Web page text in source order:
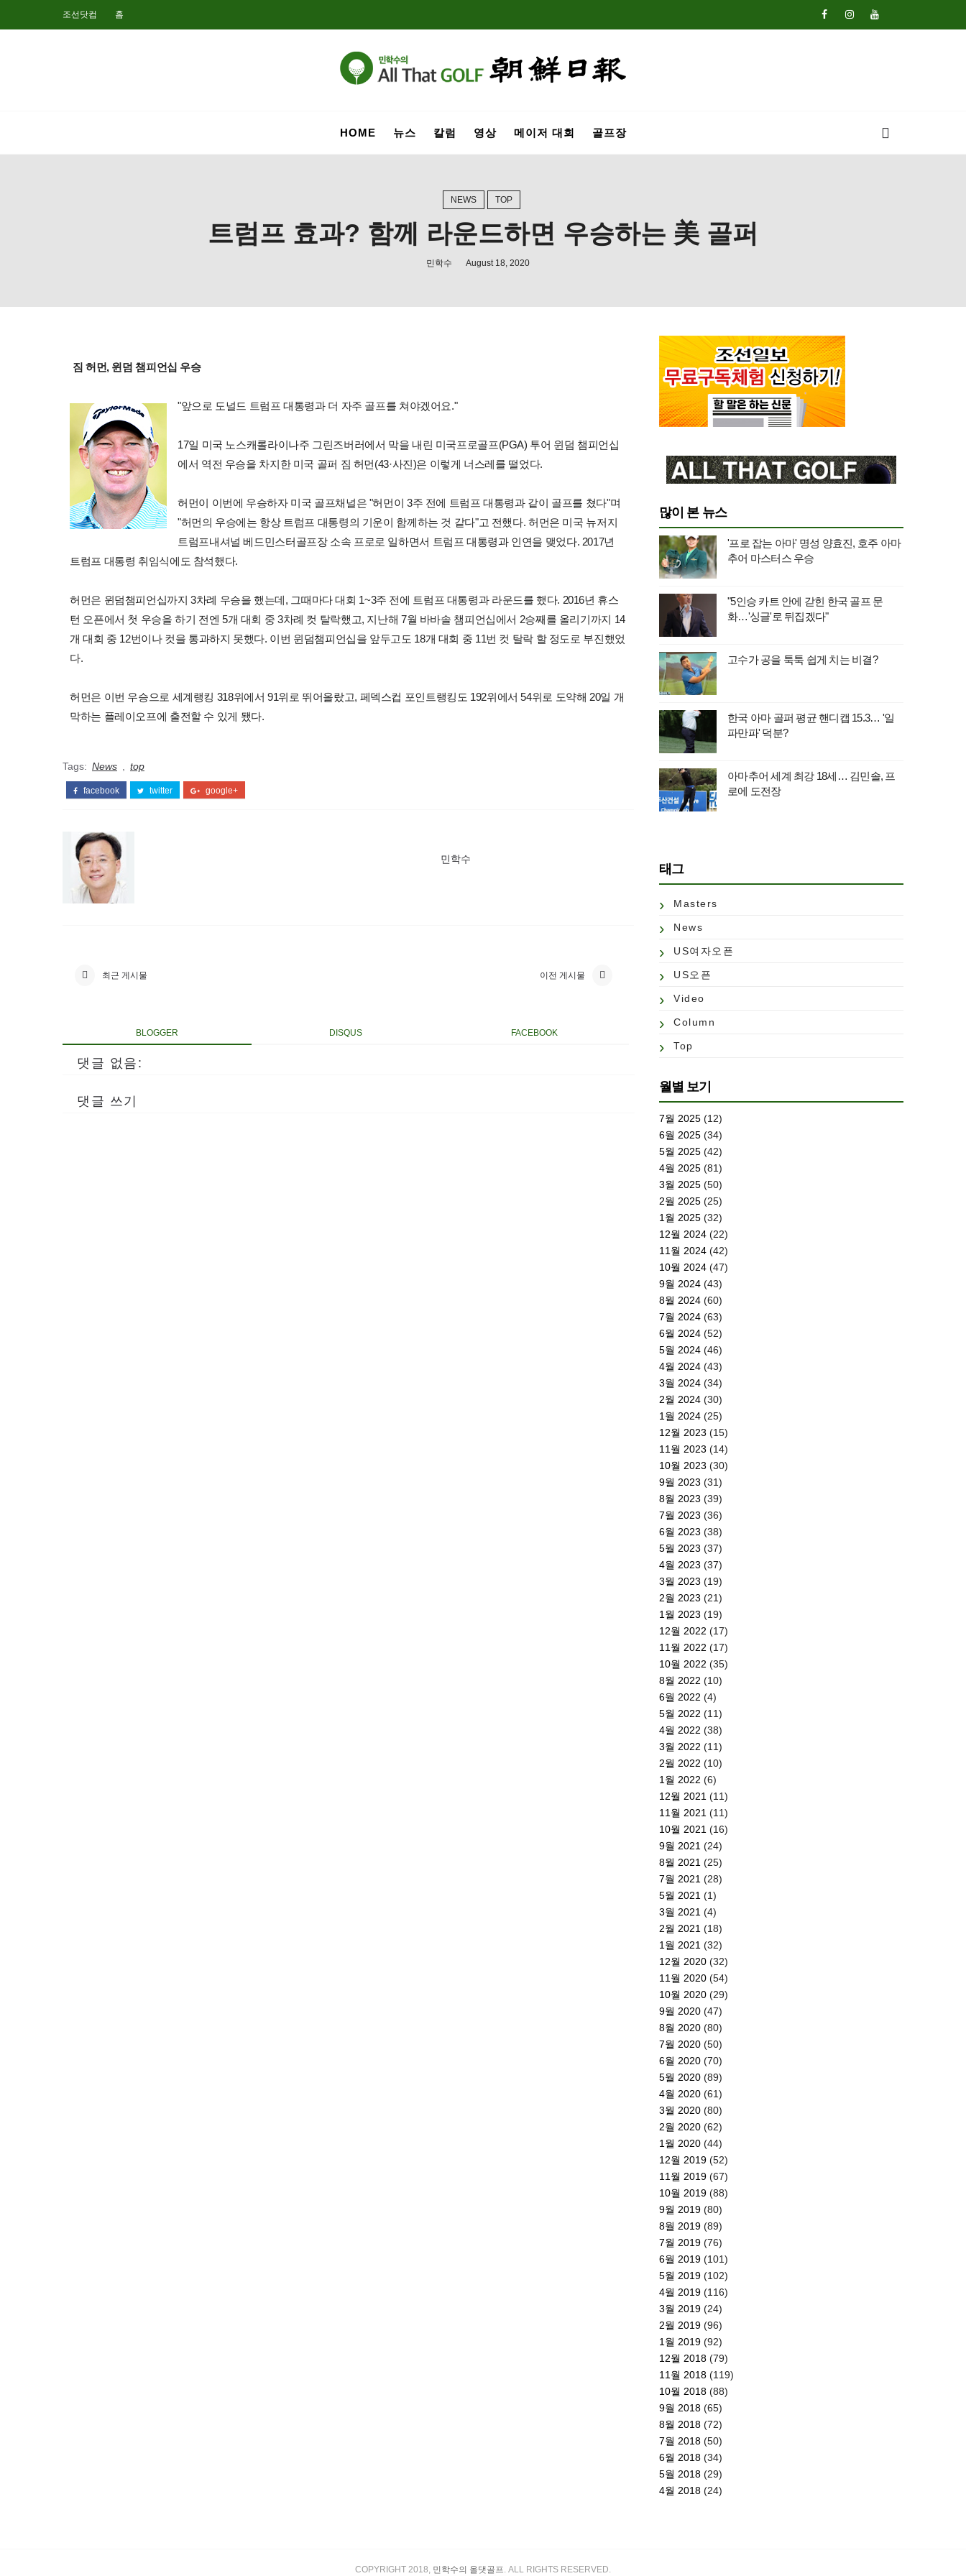
조선닷컴 홈
HOME 뉴스 칼럼 영상 메이저 대회 골프장
NEWS TOP
트럼프 효과? 함께 라운드하면 우승하는 美 골퍼
민학수 August 18, 2020
짐 허먼, 윈덤 챔피언십 우승
"앞으로 도널드 트럼프 대통령과 더 자주 골프를 쳐야겠어요."
17일 미국 노스캐롤라이나주 그린즈버러에서 막을 내린 미국프로골프(PGA) 투어 윈덤 챔피언십
에서 역전 우승을 차지한 미국 골퍼 짐 허먼(43·사진)은 이렇게 너스레를 떨었다.
허먼이 이번에 우승하자 미국 골프채널은 "허먼이 3주 전에 트럼프 대통령과 같이 골프를 쳤다"며
"허먼의 우승에는 항상 트럼프 대통령의 기운이 함께하는 것 같다"고 전했다. 허먼은 미국 뉴저지
트럼프내셔널 베드민스터골프장 소속 프로로 일하면서 트럼프 대통령과 인연을 맺었다. 2017년
트럼프 대통령 취임식에도 참석했다.
허먼은 윈덤챔피언십까지 3차례 우승을 했는데, 그때마다 대회 1~3주 전에 트럼프 대통령과 라운드를 했다. 2016년 휴스
턴 오픈에서 첫 우승을 하기 전엔 5개 대회 중 3차례 컷 탈락했고, 지난해 7월 바바솔 챔피언십에서 2승째를 올리기까지 14
개 대회 중 12번이나 컷을 통과하지 못했다. 이번 윈덤챔피언십을 앞두고도 18개 대회 중 11번 컷 탈락 할 정도로 부진했었
다.
허먼은 이번 우승으로 세계랭킹 318위에서 91위로 뛰어올랐고, 페덱스컵 포인트랭킹도 192위에서 54위로 도약해 20일 개
막하는 플레이오프에 출전할 수 있게 됐다.
Tags: News top
facebook twitter google+
민학수
최근 게시물 이전 게시물
BLOGGER DISQUS FACEBOOK
댓글 없음:
댓글 쓰기
많이 본 뉴스
'프로 잡는 아마' 명성 양효진, 호주 아마
추어 마스터스 우승
"5인승 카트 안에 갇힌 한국 골프 문
화…'싱글'로 뒤집겠다"
고수가 공을 툭툭 쉽게 치는 비결?
한국 아마 골퍼 평균 핸디캡 15.3… '일
파만파' 덕분?
아마추어 세계 최강 18세… 김민솔, 프
로에 도전장
태그
Masters
News
US여자오픈
US오픈
Video
Column
Top
월별 보기
7월 2025 (12)
6월 2025 (34)
5월 2025 (42)
4월 2025 (81)
3월 2025 (50)
2월 2025 (25)
1월 2025 (32)
12월 2024 (22)
11월 2024 (42)
10월 2024 (47)
9월 2024 (43)
8월 2024 (60)
7월 2024 (63)
6월 2024 (52)
5월 2024 (46)
4월 2024 (43)
3월 2024 (34)
2월 2024 (30)
1월 2024 (25)
12월 2023 (15)
11월 2023 (14)
10월 2023 (30)
9월 2023 (31)
8월 2023 (39)
7월 2023 (36)
6월 2023 (38)
5월 2023 (37)
4월 2023 (37)
3월 2023 (19)
2월 2023 (21)
1월 2023 (19)
12월 2022 (17)
11월 2022 (17)
10월 2022 (35)
8월 2022 (10)
6월 2022 (4)
5월 2022 (11)
4월 2022 (38)
3월 2022 (11)
2월 2022 (10)
1월 2022 (6)
12월 2021 (11)
11월 2021 (11)
10월 2021 (16)
9월 2021 (24)
8월 2021 (25)
7월 2021 (28)
5월 2021 (1)
3월 2021 (4)
2월 2021 (18)
1월 2021 (32)
12월 2020 (32)
11월 2020 (54)
10월 2020 (29)
9월 2020 (47)
8월 2020 (80)
7월 2020 (50)
6월 2020 (70)
5월 2020 (89)
4월 2020 (61)
3월 2020 (80)
2월 2020 (62)
1월 2020 (44)
12월 2019 (52)
11월 2019 (67)
10월 2019 (88)
9월 2019 (80)
8월 2019 (89)
7월 2019 (76)
6월 2019 (101)
5월 2019 (102)
4월 2019 (116)
3월 2019 (24)
2월 2019 (96)
1월 2019 (92)
12월 2018 (79)
11월 2018 (119)
10월 2018 (88)
9월 2018 (65)
8월 2018 (72)
7월 2018 (50)
6월 2018 (34)
5월 2018 (29)
4월 2018 (24)
COPYRIGHT 2018, 민학수의 올댓골프. ALL RIGHTS RESERVED.